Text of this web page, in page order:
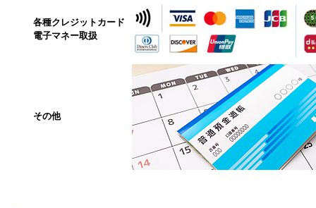
各種クレジットカード
電子マネー取扱
その他